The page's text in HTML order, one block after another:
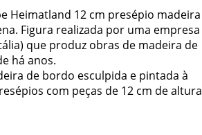
Heimatland 12 cm presépio madeira
Figura realizada por uma empresa
que produz obras de madeira de
há anos.
de bordo esculpida e pintada à
com peças de 12 cm de altura